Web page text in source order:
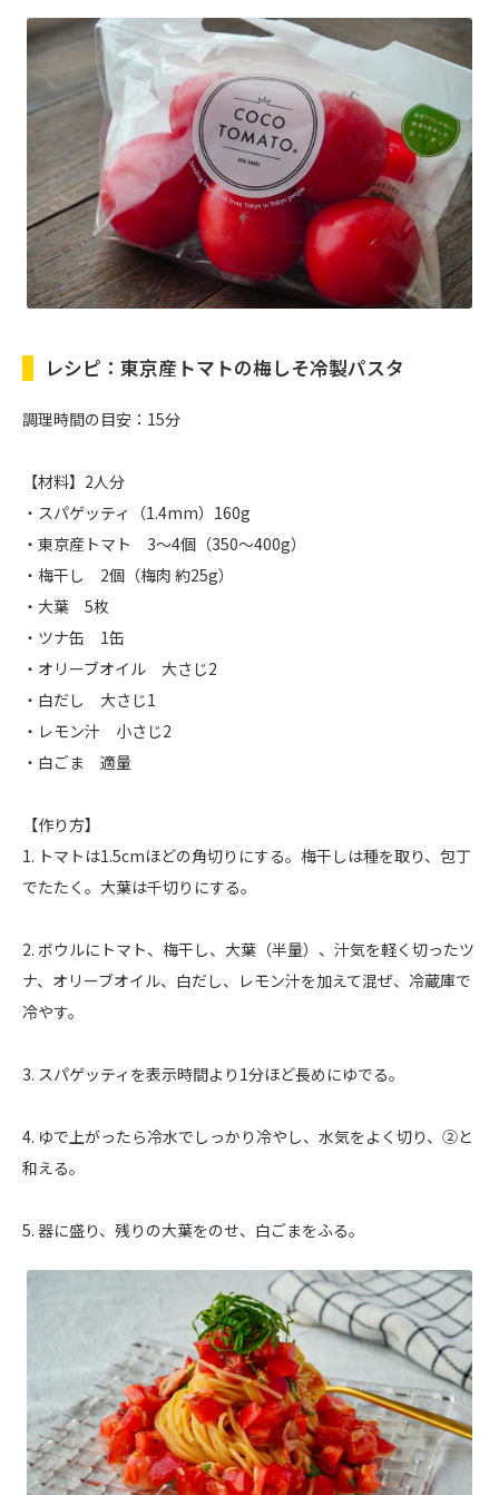
レシピ：東京産トマトの梅しそ冷製パスタ
調理時間の目安：15分
【材料】2人分
・スパゲッティ（1.4mm）160g
・東京産トマト 3〜4個（350〜400g）
・梅干し 2個（梅肉 約25g）
・大葉 5枚
・ツナ缶 1缶
・オリーブオイル 大さじ2
・白だし 大さじ1
・レモン汁 小さじ2
・白ごま 適量
【作り方】
1. トマトは1.5cmほどの角切りにする。梅干しは種を取り、包丁
でたたく。大葉は千切りにする。
2. ボウルにトマト、梅干し、大葉（半量）、汁気を軽く切ったツ
ナ、オリーブオイル、白だし、レモン汁を加えて混ぜ、冷蔵庫で
冷やす。
3. スパゲッティを表示時間より1分ほど長めにゆでる。
4. ゆで上がったら冷水でしっかり冷やし、水気をよく切り、②と
和える。
5. 器に盛り、残りの大葉をのせ、白ごまをふる。